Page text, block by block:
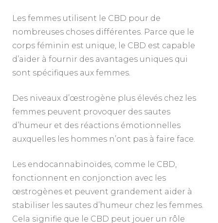
Les femmes utilisent le CBD pour de
nombreuses choses différentes. Parce que le
corps féminin est unique, le CBD est capable
d’aider à fournir des avantages uniques qui
sont spécifiques aux femmes.
Des niveaux d’œstrogène plus élevés chez les
femmes peuvent provoquer des sautes
d’humeur et des réactions émotionnelles
auxquelles les hommes n’ont pas à faire face.
Les endocannabinoïdes, comme le CBD,
fonctionnent en conjonction avec les
œstrogènes et peuvent grandement aider à
stabiliser les sautes d’humeur chez les femmes.
Cela signifie que le CBD peut jouer un rôle